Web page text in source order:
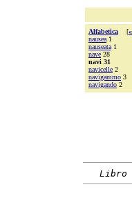
Alfabetica [«
nausea 1
nauseata 1
nave 28
navi 31
navicelle 2
navigammo 3
navigando 2
Libro